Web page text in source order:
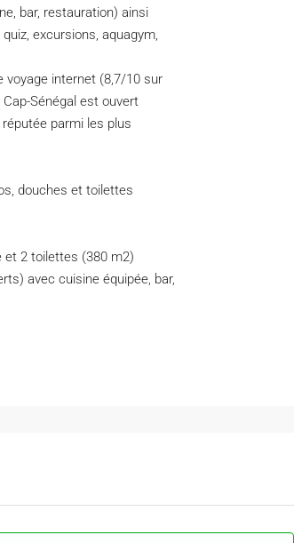
bar, restauration) ainsi
excursions, aquagym,
internet (8,7/10 sur
Sénégal est ouvert
parmi les plus
douches et toilettes
et 2 toilettes (380 m2)
avec cuisine équipée, bar,